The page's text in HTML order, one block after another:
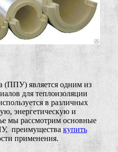
(ППУ) является одним из
для теплоизоляции
в различных
энергетическую и
мы рассмотрим основные
преимущества купить
применения.